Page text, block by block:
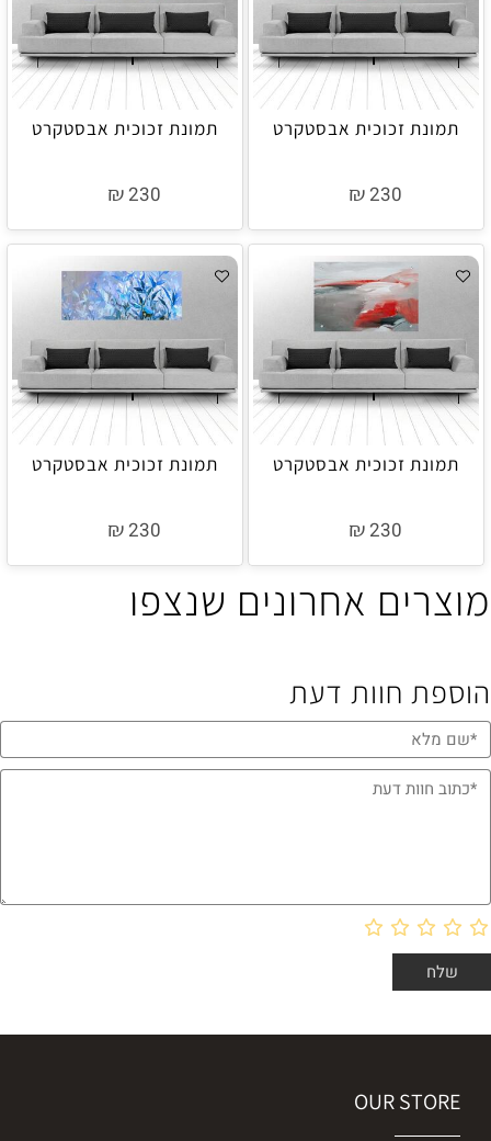
תמונת זכוכית אבסטקרט
₪ 230
תמונת זכוכית אבסטקרט
₪ 230
תמונת זכוכית אבסטקרט
₪ 230
תמונת זכוכית אבסטקרט
₪ 230
מוצרים אחרונים שנצפו
הוספת חוות דעת
OUR STORE